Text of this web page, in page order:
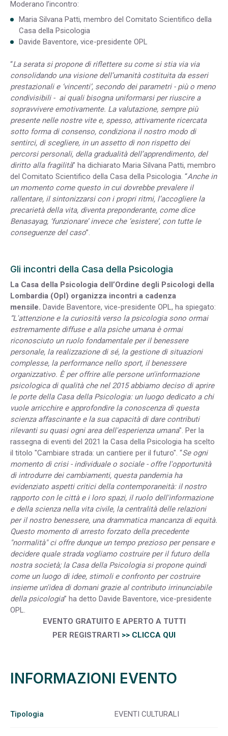
Moderano l’incontro:
Maria Silvana Patti, membro del Comitato Scientifico della
Casa della Psicologia
Davide Baventore, vice-presidente OPL
“La serata si propone di riflettere su come si stia via via
consolidando una visione dell’umanità costituita da esseri
prestazionali e ‘vincenti’, secondo dei parametri - più o meno
condivisibili - ai quali bisogna uniformarsi per riuscire a
sopravvivere emotivamente. La valutazione, sempre più
presente nelle nostre vite e, spesso, attivamente ricercata
sotto forma di consenso, condiziona il nostro modo di
sentirci, di scegliere, in un assetto di non rispetto dei
percorsi personali, della gradualità dell’apprendimento, del
diritto alla fragilità” ha dichiarato Maria Silvana Patti, membro
del Comitato Scientifico della Casa della Psicologia. “Anche in
un momento come questo in cui dovrebbe prevalere il
rallentare, il sintonizzarsi con i propri ritmi, l’accogliere la
precarietà della vita, diventa preponderante, come dice
Benasayag, ‘funzionare’ invece che ‘esistere’, con tutte le
conseguenze del caso”.
Gli incontri della Casa della Psicologia
La Casa della Psicologia dell’Ordine degli Psicologi della
Lombardia (Opl) organizza incontri a cadenza
mensile. Davide Baventore, vice-presidente OPL, ha spiegato:
“L'attenzione e la curiosità verso la psicologia sono ormai
estremamente diffuse e alla psiche umana è ormai
riconosciuto un ruolo fondamentale per il benessere
personale, la realizzazione di sé, la gestione di situazioni
complesse, la performance nello sport, il benessere
organizzativo. È per offrire alle persone un'informazione
psicologica di qualità che nel 2015 abbiamo deciso di aprire
le porte della Casa della Psicologia: un luogo dedicato a chi
vuole arricchire e approfondire la conoscenza di questa
scienza affascinante e la sua capacità di dare contributi
rilevanti su quasi ogni area dell'esperienza umana". Per la
rassegna di eventi del 2021 la Casa della Psicologia ha scelto
il titolo "Cambiare strada: un cantiere per il futuro". “Se ogni
momento di crisi - individuale o sociale - offre l'opportunità
di introdurre dei cambiamenti, questa pandemia ha
evidenziato aspetti critici della contemporaneità: il nostro
rapporto con le città e i loro spazi, il ruolo dell'informazione
e della scienza nella vita civile, la centralità delle relazioni
per il nostro benessere, una drammatica mancanza di equità.
Questo momento di arresto forzato della precedente
"normalità" ci offre dunque un tempo prezioso per pensare e
decidere quale strada vogliamo costruire per il futuro della
nostra società; la Casa della Psicologia si propone quindi
come un luogo di idee, stimoli e confronto per costruire
insieme un'idea di domani grazie al contributo irrinunciabile
della psicologia” ha detto Davide Baventore, vice-presidente
OPL.
EVENTO GRATUITO E APERTO A TUTTI
PER REGISTRARTI >> CLICCA QUI
INFORMAZIONI EVENTO
Tipologia EVENTI CULTURALI